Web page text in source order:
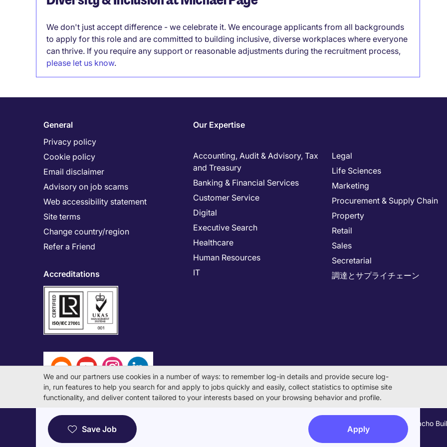
Save Job Apply
We don't just accept difference - we celebrate it. We encourage applicants from all backgrounds
to apply for this role and are committed to building inclusive, diverse workplaces where everyone
can thrive. If you require any support or reasonable adjustments during the recruitment process,
please let us know.
General
Privacy policy
Cookie policy
Email disclaimer
Advisory on job scams
Web accessibility statement
Site terms
Change country/region
Refer a Friend
Accreditations
Our Expertise
Accounting, Audit & Advisory, Tax
and Treasury
Banking & Financial Services
Customer Service
Digital
Executive Search
Healthcare
Human Resources
IT
Legal
Life Sciences
Marketing
Procurement & Supply Chain
Property
Retail
Sales
Secretarial
調達とサプライチェーン
© Michael Page International (Japan) K.K. Corporation Number 0104-01-043253 Registered Office 6F Hulic Kamiyacho
License Number: 13-ユ-040405 / 派 13-300434
We and our partners use cookies in a number of ways: to remember log-in details and provide secure log-
in, run features to help you search for and apply to jobs quickly and easily, collect statistics to optimise site
functionality, and deliver content tailored to your interests based on your browsing behavior and profile.